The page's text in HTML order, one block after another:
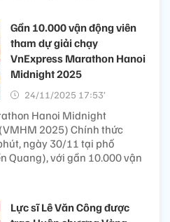
Gần 10.000 vận động viên
tham dự giải chạy
VnExpress Marathon Hanoi
Midnight 2025
24/11/2025 17:53’
Hanoi Midnight
2025) Chính thức
ngày 30/11 tại phố
Quang), với gần 10.000 vận
Lực sĩ Lê Văn Công được